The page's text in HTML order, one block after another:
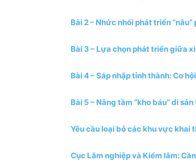
Bài 2 – Nhức nhối phát triển
Bài 3 – Lựa chọn phát triển giữa
Bài 4 – Sáp nhập tỉnh thành: Cơ
Bài 5 – Nâng tầm “kho báu” di
Yêu cầu loại bỏ các khu vực khai
Cục Lâm nghiệp và Kiểm lâm: